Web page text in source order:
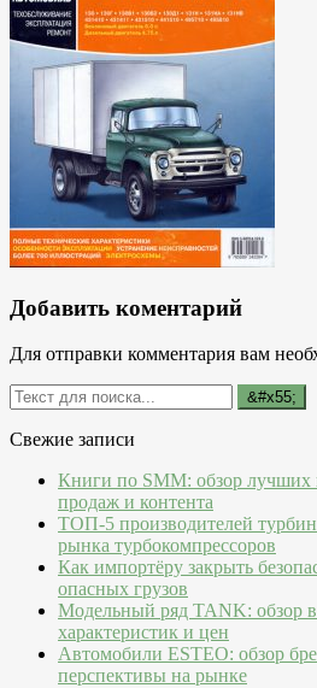
Добавить коментарий
Для отправки комментария вам
Свежие записи
Книги по SMM: обзор лучших
продаж и контента
ТОП-5 производителей
рынка турбокомпрессоров
Как импортёру закрыть
опасных грузов
Модельный ряд TANK: обзор
характеристик и цен
Автомобили ESTEO: обзор
перспективы на рынке